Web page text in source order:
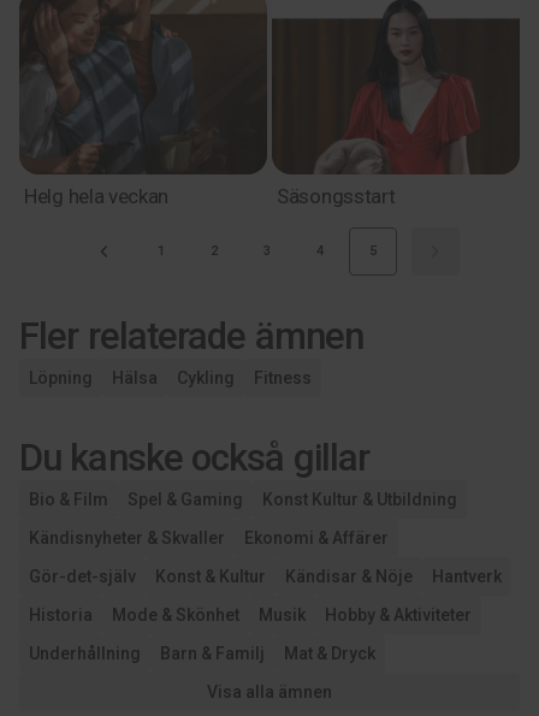
Helg hela veckan Säsongsstart
1 2 3 4 5
Fler relaterade ämnen
Löpning Hälsa Cykling Fitness
Du kanske också gillar
Bio & Film Spel & Gaming
Konst Kultur & Utbildning
Kändisnyheter & Skvaller
Ekonomi & Affärer
Gör-det-själv
Konst & Kultur Kändisar & Nöje
Hantverk
Historia
Mode & Skönhet Musik
Hobby & Aktiviteter
Underhållning
Barn & Familj
Mat & Dryck
Visa alla ämnen